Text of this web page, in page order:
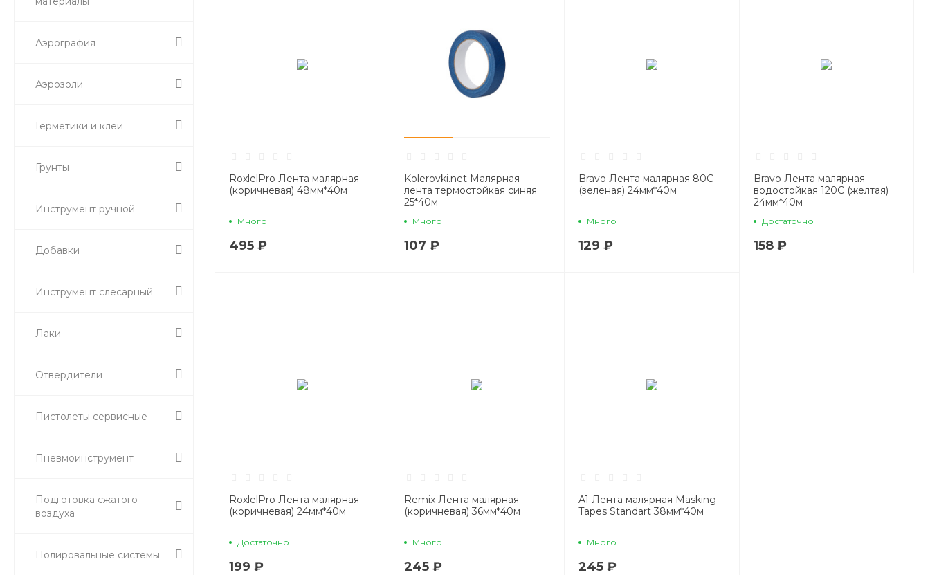
Аэрография
Аэрозоли
Герметики и клеи
Грунты
Инструмент ручной
Добавки
Инструмент слесарный
Лаки
Отвердители
Пистолеты сервисные
Пневмоинструмент
Подготовка сжатого
воздуха
Полировальные системы
RoxlelPro Лента малярная
(коричневая) 48мм*40м
Много
495 ₽
Kolerovki.net Малярная
лента термостойкая синяя
25*40м
Много
107 ₽
Bravo Лента малярная 80С
(зеленая) 24мм*40м
Много
129 ₽
Bravo Лента малярная
водостойкая 120С (желтая)
24мм*40м
Достаточно
158 ₽
RoxlelPro Лента малярная
(коричневая) 24мм*40м
Достаточно
199 ₽
Remix Лента малярная
(коричневая) 36мм*40м
Много
245 ₽
A1 Лента малярная Masking
Tapes Standart 38мм*40м
Много
245 ₽